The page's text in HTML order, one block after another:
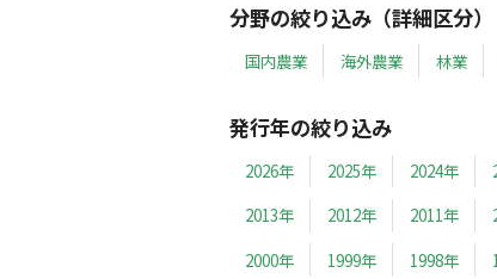
分野の絞り込み（詳細区分）
国内農業 海外農業 林業
発行年の絞り込み
2026年 2025年 2024年
2013年
2012年 2011年
2000年
1999年 1998年